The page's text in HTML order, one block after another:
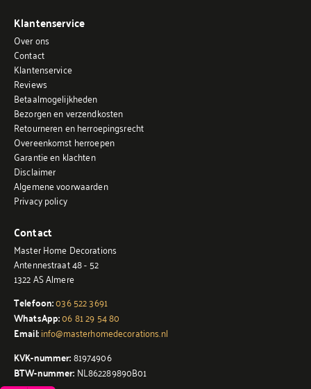
Klantenservice
Over ons
Contact
Klantenservice
Reviews
Betaalmogelijkheden
Bezorgen en verzendkosten
Retourneren en herroepingsrecht
Overeenkomst herroepen
Garantie en klachten
Disclaimer
Algemene voorwaarden
Privacy policy
Contact
Master Home Decorations
Antennestraat 48 - 52
1322 AS Almere
Telefoon:036 522 3691
WhatsApp:06 81 29 54 80
Email:info@masterhomedecorations.nl
KVK-nummer:81974906
BTW-nummer: NL862289890B01